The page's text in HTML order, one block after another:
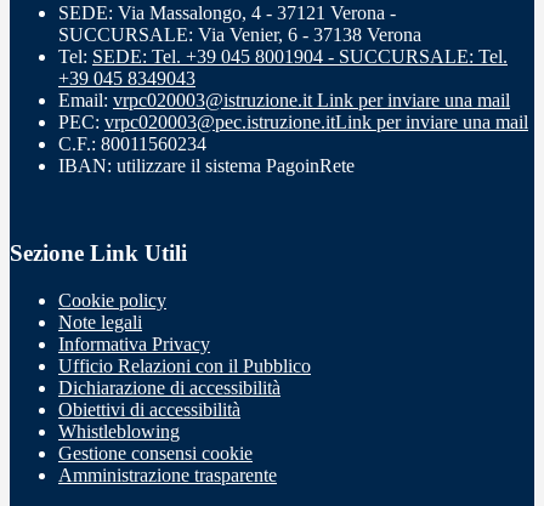
SEDE: Via Massalongo, 4 - 37121 Verona -
SUCCURSALE: Via Venier, 6 - 37138 Verona
Tel: SEDE: Tel. +39 045 8001904 - SUCCURSALE: Tel.
+39 045 8349043
Email: vrpc020003@istruzione.it Link per inviare una mail
PEC: vrpc020003@pec.istruzione.itLink per inviare una mail
C.F.: 80011560234
IBAN: utilizzare il sistema PagoinRete
Sezione Link Utili
Cookie policy
Note legali
Informativa Privacy
Ufficio Relazioni con il Pubblico
Dichiarazione di accessibilità
Obiettivi di accessibilità
Whistleblowing
Gestione consensi cookie
Amministrazione trasparente